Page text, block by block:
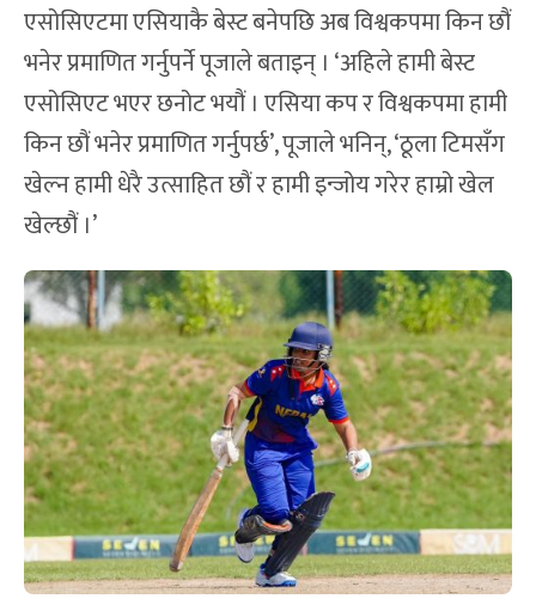
एसोसिएटमा एसियाकै बेस्ट बनेपछि अब विश्वकपमा किन छौं
भनेर प्रमाणित गर्नुपर्ने पूजाले बताइन् । ‘अहिले हामी बेस्ट
एसोसिएट भएर छनोट भयौं । एसिया कप र विश्वकपमा हामी
किन छौं भनेर प्रमाणित गर्नुपर्छ’, पूजाले भनिन्, ‘ठूला टिमसँग
खेल्न हामी धेरै उत्साहित छौं र हामी इन्जोय गरेर हाम्रो खेल
खेल्छौं ।’